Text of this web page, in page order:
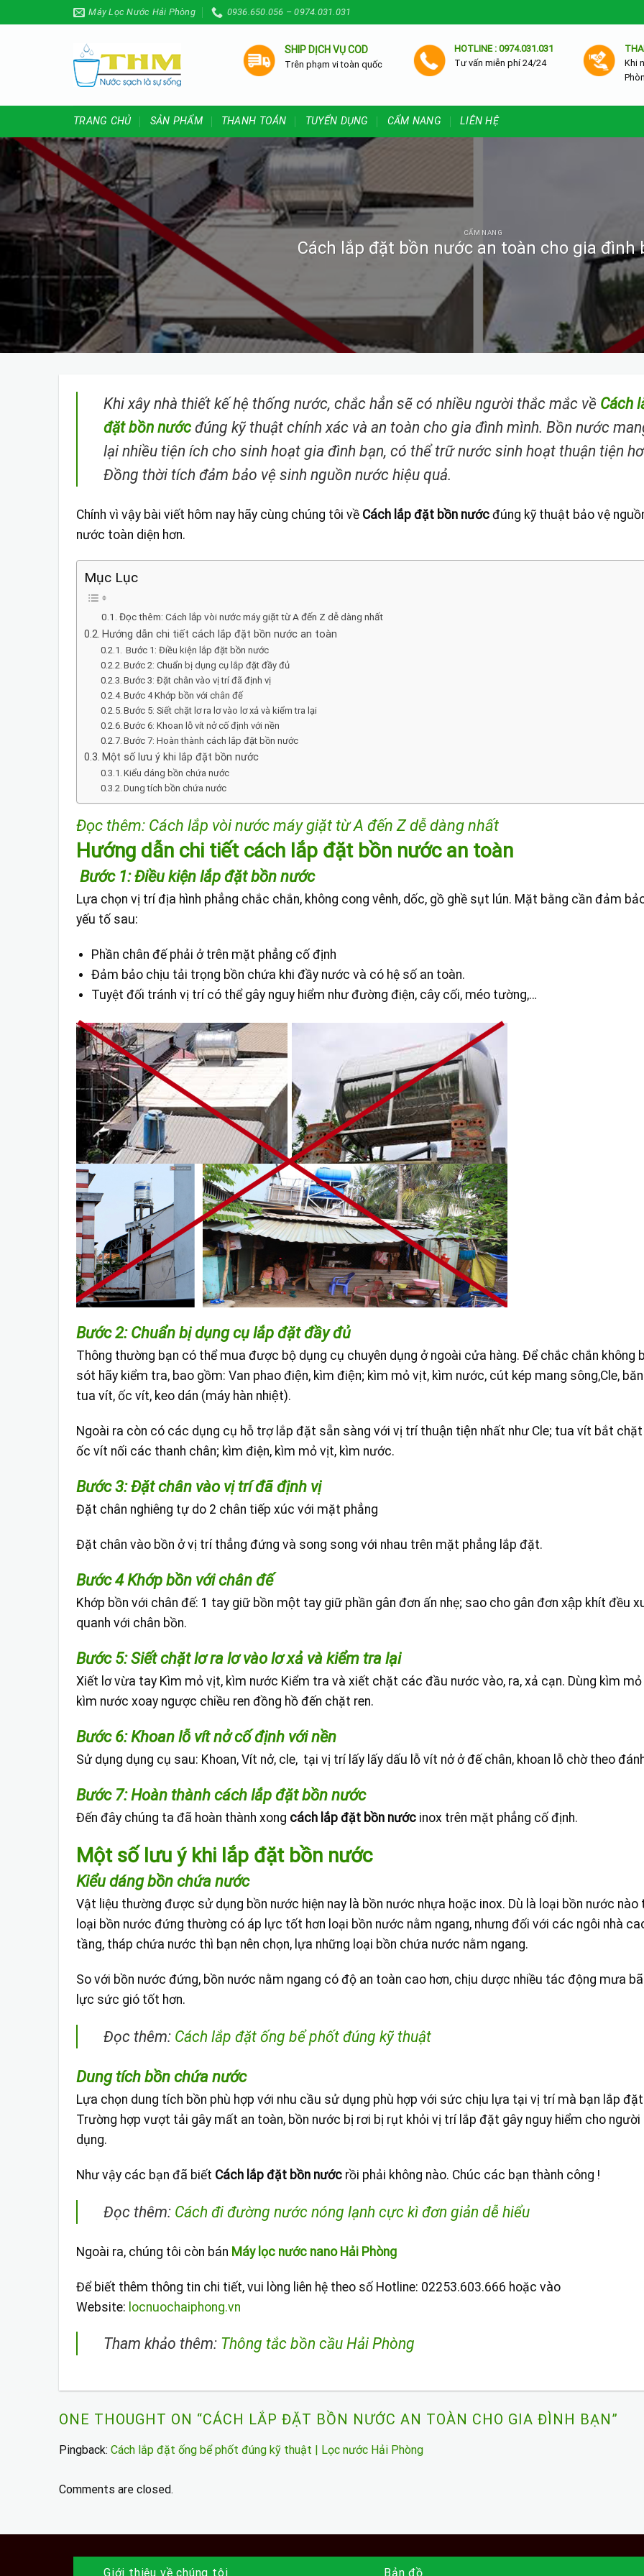
to
Máy Lọc Nước Hải Phòng 0936.650.056 – 0974.031.031
SHIP DỊCH VỤ COD
Trên phạm vi toàn quốc
HOTLINE : 0974.031.031
Tư vấn miễn phí 24/24
Khi
TRANG CHỦ SẢN PHẨM THANH TOÁN TUYỂN DỤNG CẨM NANG LIÊN HỆ
CẨM NANG
Cách lắp đặt bồn nước an toàn cho gia đình
Khi xây nhà thiết kế hệ thống nước, chắc hẳn sẽ có nhiều người thắc mắc về Cách
đặt bồn nước đúng kỹ thuật chính xác và an toàn cho gia đình mình. Bồn nước
lại nhiều tiện ích cho sinh hoạt gia đình bạn, có thể trữ nước sinh hoạt thuận tiện
Đồng thời tích đảm bảo vệ sinh nguồn nước hiệu quả.
Chính vì vậy bài viết hôm nay hãy cùng chúng tôi về Cách lắp đặt bồn nước đúng kỹ thuật bảo vệ
nước toàn diện hơn.
Mục Lục
Đọc thêm: Cách lắp vòi nước máy giặt từ A đến Z dễ dàng nhất
Hướng dẫn chi tiết cách lắp đặt bồn nước an toàn
Bước 1: Điều kiện lắp đặt bồn nước
Bước 2: Chuẩn bị dụng cụ lắp đặt đầy đủ
Bước 3: Đặt chân vào vị trí đã định vị
Bước 4 Khớp bồn với chân đế
Bước 5: Siết chặt lơ ra lơ vào lơ xả và kiểm tra lại
Bước 6: Khoan lỗ vít nở cố định với nền
Bước 7: Hoàn thành cách lắp đặt bồn nước
Một số lưu ý khi lắp đặt bồn nước
Kiểu dáng bồn chứa nước
Dung tích bồn chứa nước
Đọc thêm: Cách lắp vòi nước máy giặt từ A đến Z dễ dàng nhất
Hướng dẫn chi tiết cách lắp đặt bồn nước an toàn
Bước 1: Điều kiện lắp đặt bồn nước
Lựa chọn vị trí địa hình phẳng chắc chắn, không cong vênh, dốc, gồ ghề sụt lún. Mặt bằng cần đảm
yếu tố sau:
Phần chân đế phải ở trên mặt phẳng cố định
Đảm bảo chịu tải trọng bồn chứa khi đầy nước và có hệ số an toàn.
Tuyệt đối tránh vị trí có thể gây nguy hiểm như đường điện, cây cối, méo tường,…
Bước 2: Chuẩn bị dụng cụ lắp đặt đầy đủ
Thông thường bạn có thể mua được bộ dụng cụ chuyên dụng ở ngoài cửa hàng. Để chắc chắn không
sót hãy kiểm tra, bao gồm: Van phao điện, kìm điện; kìm mỏ vịt, kìm nước, cút kép mang sông,Cle,
tua vít, ốc vít, keo dán (máy hàn nhiệt).
Ngoài ra còn có các dụng cụ hỗ trợ lắp đặt sẵn sàng với vị trí thuận tiện nhất như Cle; tua vít bắt
ốc vít nối các thanh chân; kìm điện, kìm mỏ vịt, kìm nước.
Bước 3: Đặt chân vào vị trí đã định vị
Đặt chân nghiêng tự do 2 chân tiếp xúc với mặt phẳng
Đặt chân vào bồn ở vị trí thẳng đứng và song song với nhau trên mặt phẳng lắp đặt.
Bước 4 Khớp bồn với chân đế
Khớp bồn với chân đế: 1 tay giữ bồn một tay giữ phần gân đơn ấn nhẹ; sao cho gân đơn xập khít đều
quanh với chân bồn.
Bước 5: Siết chặt lơ ra lơ vào lơ xả và kiểm tra lại
Xiết lơ vừa tay Kìm mỏ vịt, kìm nước Kiểm tra và xiết chặt các đầu nước vào, ra, xả cạn. Dùng kìm
kìm nước xoay ngược chiều ren đồng hồ đến chặt ren.
Bước 6: Khoan lỗ vít nở cố định với nền
Sử dụng dụng cụ sau: Khoan, Vít nở, cle, tại vị trí lấy lấy dấu lỗ vít nở ở đế chân, khoan lỗ chờ theo
Bước 7: Hoàn thành cách lắp đặt bồn nước
Đến đây chúng ta đã hoàn thành xong cách lắp đặt bồn nước inox trên mặt phẳng cố định.
Một số lưu ý khi lắp đặt bồn nước
Kiểu dáng bồn chứa nước
Vật liệu thường được sử dụng bồn nước hiện nay là bồn nước nhựa hoặc inox. Dù là loại bồn nước nào
loại bồn nước đứng thường có áp lực tốt hơn loại bồn nước nằm ngang, nhưng đối với các ngôi nhà
tầng, tháp chứa nước thì bạn nên chọn, lựa những loại bồn chứa nước nằm ngang.
So với bồn nước đứng, bồn nước nằm ngang có độ an toàn cao hơn, chịu dược nhiều tác động mưa
lực sức gió tốt hơn.
Đọc thêm: Cách lắp đặt ống bể phốt đúng kỹ thuật
Dung tích bồn chứa nước
Lựa chọn dung tích bồn phù hợp với nhu cầu sử dụng phù hợp với sức chịu lựa tại vị trí mà bạn lắp
Trường hợp vượt tải gây mất an toàn, bồn nước bị rơi bị rụt khỏi vị trí lắp đặt gây nguy hiểm cho
dụng.
Như vậy các bạn đã biết Cách lắp đặt bồn nước rồi phải không nào. Chúc các bạn thành công !
Đọc thêm: Cách đi đường nước nóng lạnh cực kì đơn giản dễ hiểu
Ngoài ra, chúng tôi còn bán Máy lọc nước nano Hải Phòng
Để biết thêm thông tin chi tiết, vui lòng liên hệ theo số Hotline: 02253.603.666 hoặc vào
Website: locnuochaiphong.vn
Tham khảo thêm: Thông tắc bồn cầu Hải Phòng
ONE THOUGHT ON “CÁCH LẮP ĐẶT BỒN NƯỚC AN TOÀN CHO GIA ĐÌNH BẠN”
Pingback: Cách lắp đặt ống bể phốt đúng kỹ thuật | Lọc nước Hải Phòng
Comments are closed.
Giới thiệu về chúng tôi Bản đồ